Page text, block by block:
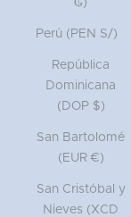
₲)
Perú (PEN S/)
República
Dominicana
(DOP $)
San Bartolomé
(EUR €)
San Cristóbal y
Nieves (XCD